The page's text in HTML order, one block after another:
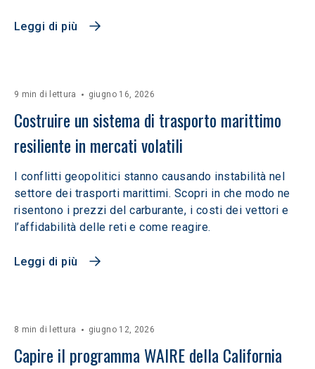
Leggi di più
9 min di lettura giugno 16, 2026
Costruire un sistema di trasporto marittimo
resiliente in mercati volatili
I conflitti geopolitici stanno causando instabilità nel
settore dei trasporti marittimi. Scopri in che modo ne
risentono i prezzi del carburante, i costi dei vettori e
l’affidabilità delle reti e come reagire.
Leggi di più
8 min di lettura giugno 12, 2026
Capire il programma WAIRE della California